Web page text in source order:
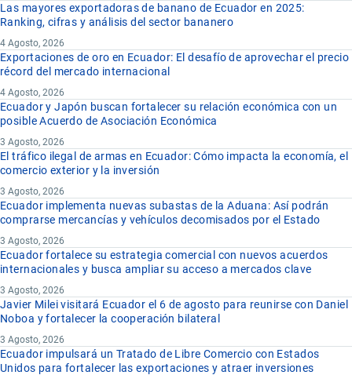
Las mayores exportadoras de banano de Ecuador en 2025:
Ranking, cifras y análisis del sector bananero
4 Agosto, 2026
Exportaciones de oro en Ecuador: El desafío de aprovechar el precio
récord del mercado internacional
4 Agosto, 2026
Ecuador y Japón buscan fortalecer su relación económica con un
posible Acuerdo de Asociación Económica
3 Agosto, 2026
El tráfico ilegal de armas en Ecuador: Cómo impacta la economía, el
comercio exterior y la inversión
3 Agosto, 2026
Ecuador implementa nuevas subastas de la Aduana: Así podrán
comprarse mercancías y vehículos decomisados por el Estado
3 Agosto, 2026
Ecuador fortalece su estrategia comercial con nuevos acuerdos
internacionales y busca ampliar su acceso a mercados clave
3 Agosto, 2026
Javier Milei visitará Ecuador el 6 de agosto para reunirse con Daniel
Noboa y fortalecer la cooperación bilateral
3 Agosto, 2026
Ecuador impulsará un Tratado de Libre Comercio con Estados
Unidos para fortalecer las exportaciones y atraer inversiones